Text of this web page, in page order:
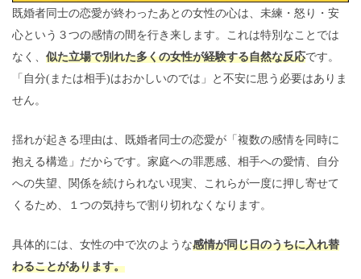
既婚者同士の恋愛が終わったあとの女性の心は、未練・怒り・安
心という３つの感情の間を行き来します。これは特別なことでは
なく、 似た立場で別れた多くの女性が経験する自然な反応です。
「自分(または相手)はおかしいのでは」と不安に思う必要はありま
せん。
揺れが起きる理由は、既婚者同士の恋愛が「複数の感情を同時に
抱える構造」だからです。家庭への罪悪感、相手への愛情、自分
への失望、関係を続けられない現実、これらが一度に押し寄せて
くるため、１つの気持ちで割り切れなくなります。
具体的には、女性の中で次のような感情が同じ日のうちに入れ替
わることがあります。